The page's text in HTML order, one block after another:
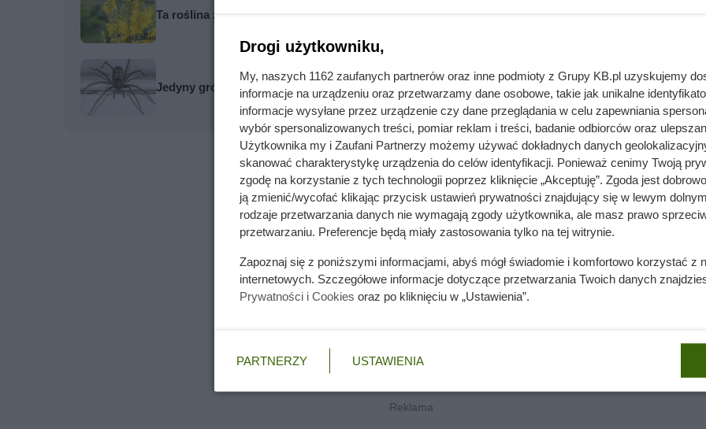
Ta roślina z ogrodu babci rośnie w piachu i kwitnie tygodniami
Jedyny groźny pająk w Polsce właśnie wchodzi do domów. Polacy nie wiedzą, jak reagować
Drogi użytkowniku,
My, naszych 1162 zaufanych partnerów oraz inne podmioty z Grupy KB.pl uzyskujemy
informacje na urządzeniu oraz przetwarzamy dane osobowe, takie jak unikalne
informacje wysyłane przez urządzenie czy dane przeglądania w celu zapewniania
wybór spersonalizowanych treści, pomiar reklam i treści, badanie odbiorców oraz
Użytkownika my i Zaufani Partnerzy możemy używać dokładnych danych
skanować charakterystykę urządzenia do celów identyfikacji. Ponieważ cenimy Twoją
zgodę na korzystanie z tych technologii poprzez kliknięcie „Akceptuję”. Zgoda jest
ją zmienić/wycofać klikając przycisk ustawień prywatności znajdujący się w lewym
rodzaje przetwarzania danych nie wymagają zgody użytkownika, ale masz prawo
przetwarzaniu. Preferencje będą miały zastosowania tylko na tej witrynie.
Zapoznaj się z poniższymi informacjami, abyś mógł świadomie i komfortowo korzystać z
internetowych. Szczegółowe informacje dotyczące przetwarzania Twoich danych
Prywatności i Cookies oraz po kliknięciu w „Ustawienia”.
PARTNERZY USTAWIENIA